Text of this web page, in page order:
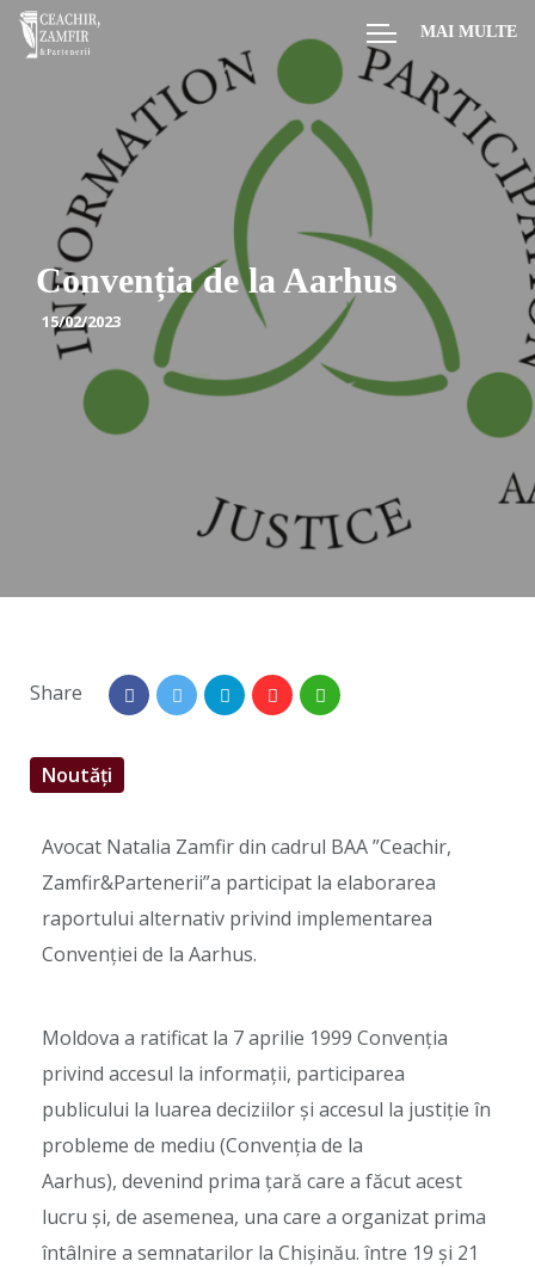
MAI MULTE
Convenția de la Aarhus
15/02/2023
Share
Noutăți
Avocat Natalia Zamfir din cadrul BAA ”Ceachir,
Zamfir&Partenerii”a participat la elaborarea
raportului alternativ privind implementarea
Convenției de la Aarhus.
Moldova a ratificat la 7 aprilie 1999 Convenția
privind accesul la informații, participarea
publicului la luarea deciziilor și accesul la justiție în
probleme de mediu (Convenția de la
Aarhus), devenind prima țară care a făcut acest
lucru și, de asemenea, una care a organizat prima
întâlnire a semnatarilor la Chișinău. între 19 și 21